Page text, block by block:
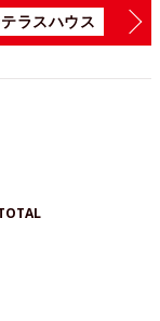
ラスハウス #漫